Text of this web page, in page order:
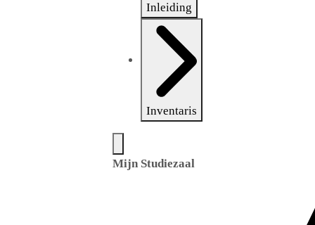
Inleiding
Inventaris
Mijn Studiezaal